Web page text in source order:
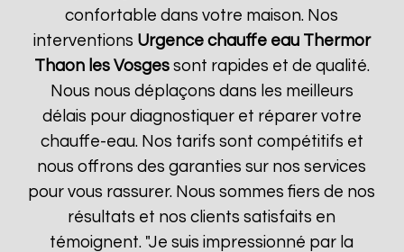
confortable dans votre maison. Nos
interventions Urgence chauffe eau Thermor
Thaon les Vosgessont rapides et de qualité.
Nous nous déplaçons dans les meilleurs
délais pour diagnostiquer et réparer votre
chauffe-eau. Nos tarifs sont compétitifs et
nous offrons des garanties sur nos services
pour vous rassurer. Nous sommes fiers de nos
résultats et nos clients satisfaits en
témoignent. "Je suis impressionné par la